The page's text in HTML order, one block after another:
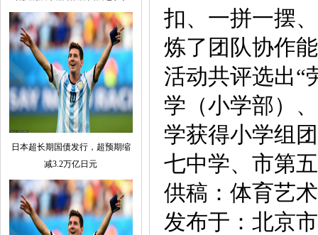
日本超长期国债发行，超预期缩
减3.2万亿日元
扣、一拼一摆
炼了团队协作
活动共评选出“
学（小学部）
学获得小学组
七中学、市第
供稿：体育艺
发布于：北京市